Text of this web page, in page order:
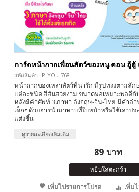
การ์ดหน้ากากเพื่อนสัตว์ของหนู ตอน อู้ฮู้
รหัสสินค้า : P-YOU-768
หน้ากากของเหล่าสัตว์ที่น่ารัก มีรูปทรงตามลั
แต่ละชนิด สีสันสวยงาม ขนาดพอเหมาะพอดีกั
หลังมีคำศัพท์ 3 ภาษา อังกฤษ-จีน-ไทย มีคำอ่า
เด็กๆ ด้วยการนำมาทาบที่ใบหน้าหรือใช้เล่าป
แต่งขึ้น
ดูรายละเอียดเพิ่มเติม
89 บาท
หยิบใส่ตะกร้า
เพิ่มไปรายการโปรด
เพิ่ม